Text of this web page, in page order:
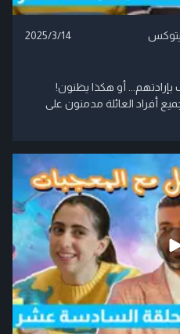
2025/3/14
أو هكذا يظنون!
أفراد العائلة مدمنون على